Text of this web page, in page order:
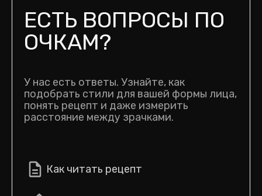
ЕСТЬ ВОПРОСЫ ПО
ОЧКАМ?
У нас есть ответы. Узнайте, как
подобрать стили для вашей формы лица,
понять рецепт и даже измерить
расстояние между зрачками.
Как читать рецепт